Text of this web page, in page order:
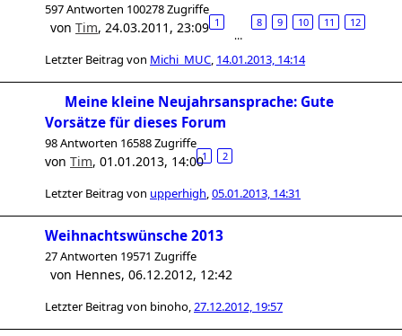
597 Antworten 100278 Zugriffe
1
…
8 9 10 11 12
von Tim, 24.03.2011, 23:09
Letzter Beitrag von Michi_MUC, 14.01.2013, 14:14
Meine kleine Neujahrsansprache: Gute
Vorsätze für dieses Forum
98 Antworten 16588 Zugriffe
1 2
von Tim, 01.01.2013, 14:00
Letzter Beitrag von upperhigh,05.01.2013, 14:31
Weihnachtswünsche 2013
27 Antworten 19571 Zugriffe
von Hennes, 06.12.2012, 12:42
Letzter Beitrag von binoho,27.12.2012, 19:57